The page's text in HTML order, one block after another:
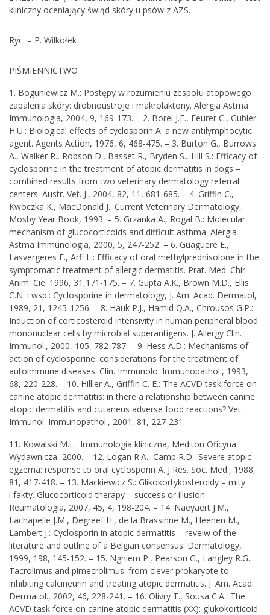
kliniczny oceniający świąd skóry u psów z AZS.
Ryc. – P. Wilkołek
PIŚMIENNICTWO
1. Boguniewicz M.: Postępy w rozumieniu zespołu atopowego
zapalenia skóry: drobnoustroje i makrolaktony. Alergia Astma
Immunologia, 2004, 9, 169-173. – 2. Borel J.F., Feurer C., Gubler
H.U.: Biological effects of cyclosporin A: a new antilymphocytic
agent. Agents Action, 1976, 6, 468-475. – 3. Burton G., Burrows
A., Walker R., Robson D., Basset R., Bryden S., Hill S.: Efficacy of
cyclosporine in the treatment of atopic dermatitis in dogs –
combined results from two veterinary dermatology referral
centers. Austr. Vet. J., 2004, 82, 11, 681-685. – 4. Griffin C.,
Kwoczka K., MacDonald J.: Current Veterinary Dermatology,
Mosby Year Book, 1993. – 5. Grzanka A., Rogal B.: Molecular
mechanism of glucocorticoids and difficult asthma. Alergia
Astma Immunologia, 2000, 5, 247-252. – 6. Guaguere E.,
Lasvergeres F., Arfi L.: Efficacy of oral methylprednisolone in the
symptomatic treatment of allergic dermatitis. Prat. Med. Chir.
Anim. Cie. 1996, 31,171-175. – 7. Gupta A.K., Brown M.D., Ellis
C.N. i wsp.: Cyclosporine in dermatology, J. Am. Acad. Dermatol,
1989, 21, 1245-1256. – 8. Hauk P.J., Hamid Q.A., Chrousos G.P.:
Induction of corticosteroid intensivity in human peripheral blood
mononuclear cells by microbial superantigens. J. Allergy Clin.
Immunol., 2000, 105, 782-787. – 9. Hess A.D.: Mechanisms of
action of cyclosporine: considerations for the treatment of
autoimmune diseases. Clin. Immunolo. Immunopathol., 1993,
68, 220-228. – 10. Hillier A., Griffin C. E.: The ACVD task force on
canine atopic dermatitis: in there a relationship between canine
atopic dermatitis and cutaneus adverse food reactions? Vet.
Immunol. Immunopathol., 2001, 81, 227-231.
11. Kowalski M.L.: Immunologia kliniczna, Mediton Oficyna
Wydawnicza, 2000. – 12. Logan R.A., Camp R.D.: Severe atopic
egzema: response to oral cyclosporin A. J Res. Soc. Med., 1988,
81, 417-418. – 13. Mackiewicz S.: Glikokortykosteroidy – mity
i fakty. Glucocorticoid therapy – success or illusion.
Reumatologia, 2007, 45, 4, 198-204. – 14. Naeyaert J.M.,
Lachapelle J.M., Degreef H., de la Brassinne M., Heenen M.,
Lambert J.: Cyclosporin in atopic dermatitis – reveiw of the
literature and outline of a Belgian consensus. Dermatology,
1999, 198, 145-152. – 15. Nghiem P., Pearson G., Langley R.G.:
Tacrolimus and pimecrolimus: from clever prokaryote to
inhibiting calcineurin and treating atopic dermatitis. J. Am. Acad.
Dermatol., 2002, 46, 228-241. – 16. Olivry T., Sousa C.A.: The
ACVD task force on canine atopic dermatitis (XX): glukokorticoid